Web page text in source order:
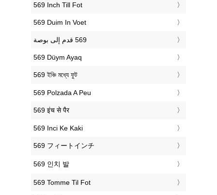
‎569 Inch Till Fot
‎569 Duim In Voet
‎569 Düym Ayaq
‎569 ইঞ্চি মধ্যে ফুট
‎569 Polzada A Peu
‎569 इंच से पैर
‎569 Inci Ke Kaki
‎569 フィートインチ
‎569 인치 발
‎569 Tomme Til Fot